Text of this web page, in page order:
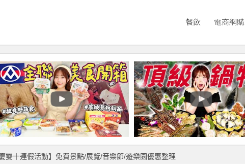
餐飲 電商網購
雙十連假活動】免費景點/展覽/音樂節/遊樂園優惠整理